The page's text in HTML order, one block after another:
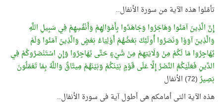
تأمّلوا هذه الآية من سورة الأنفال..
إِنَّ الَّذِينَ آمَنُوا وَهَاجَرُوا وَجَاهَدُوا بِأَمْوَالِهِمْ وَأَنْفُسِهِمْ فِي سَبِيلِ اللَّهِ
وَالَّذِينَ آوَوْا وَنَصَرُوا أُولَئِكَ بَعْضُهُمْ أَوْلِيَاءُ بَعْضٍ وَالَّذِينَ آمَنُوا وَلَمْ
يُهَاجِرُوا مَا لَكُمْ مِنْ وَلَايَتِهِمْ مِنْ شَيْءٍ حَتَّى يُهَاجِرُوا وَإِنِ اسْتَنْصَرُوكُمْ فِي
الدِّينِ فَعَلَيْكُمُ النَّصْرُ إِلَّا عَلَى قَوْمٍ بَيْنَكُمْ وَبَيْنَهُمْ مِيثَاقٌ وَاللَّهُ بِمَا تَعْمَلُونَ
بَصِيرٌ(72) الأنفال
هذه الآية التي أمامكم هي أطول آية في سورة الأنفال..